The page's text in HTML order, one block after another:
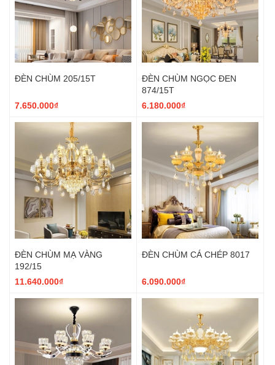
ĐÈN CHÙM 205/15T
7.650.000₫
ĐÈN CHÙM NGỌC ĐEN
874/15T
6.180.000₫
ĐÈN CHÙM MẠ VÀNG
192/15
11.640.000₫
ĐÈN CHÙM CÁ CHÉP 8017
6.090.000₫